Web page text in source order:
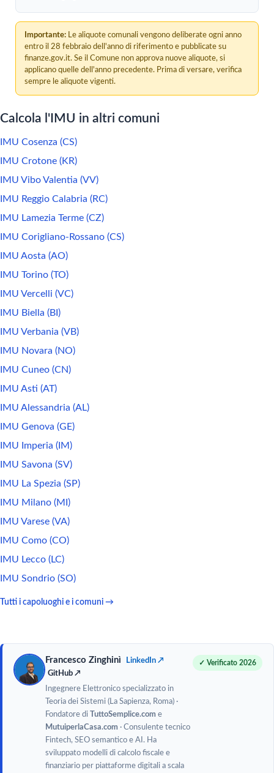
Importante: Le aliquote comunali vengono deliberate ogni anno
entro il 28 febbraio dell'anno di riferimento e pubblicate su
finanze.gov.it. Se il Comune non approva nuove aliquote, si
applicano quelle dell'anno precedente. Prima di versare, verifica
sempre le aliquote vigenti.
Calcola l'IMU in altri comuni
IMU Cosenza (CS)
IMU Crotone (KR)
IMU Vibo Valentia (VV)
IMU Reggio Calabria (RC)
IMU Lamezia Terme (CZ)
IMU Corigliano-Rossano (CS)
IMU Aosta (AO)
IMU Torino (TO)
IMU Vercelli (VC)
IMU Biella (BI)
IMU Verbania (VB)
IMU Novara (NO)
IMU Cuneo (CN)
IMU Asti (AT)
IMU Alessandria (AL)
IMU Genova (GE)
IMU Imperia (IM)
IMU Savona (SV)
IMU La Spezia (SP)
IMU Milano (MI)
IMU Varese (VA)
IMU Como (CO)
IMU Lecco (LC)
IMU Sondrio (SO)
Tutti i capoluoghi e i comuni →
Francesco Zinghinì
LinkedIn ↗
GitHub ↗
Ingegnere Elettronico specializzato in
Teoria dei Sistemi (La Sapienza, Roma) ·
Fondatore di TuttoSemplice.com e
MutuiperlaCasa.com · Consulente tecnico
Fintech, SEO semantico e AI. Ha
sviluppato modelli di calcolo fiscale e
finanziario per piattaforme digitali a scala
✓ Verificato 2026